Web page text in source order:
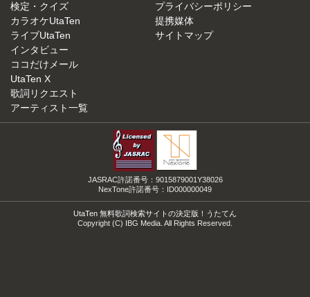
検定・クイズ
カラオケUtaTen
ライブUtaTen
インタビュー
ココだけメール
UtaTen X
歌詞リクエスト
アーティスト一覧
プライバシーポリシー
提携媒体
サイトマップ
JASRAC許諾番号：9015879001Y38026
NexTone許諾番号：ID000000049
UtaTen 無料歌詞検索サイトの決定版！うたてん
Copyright (C) IBG Media. All Rights Reserved.